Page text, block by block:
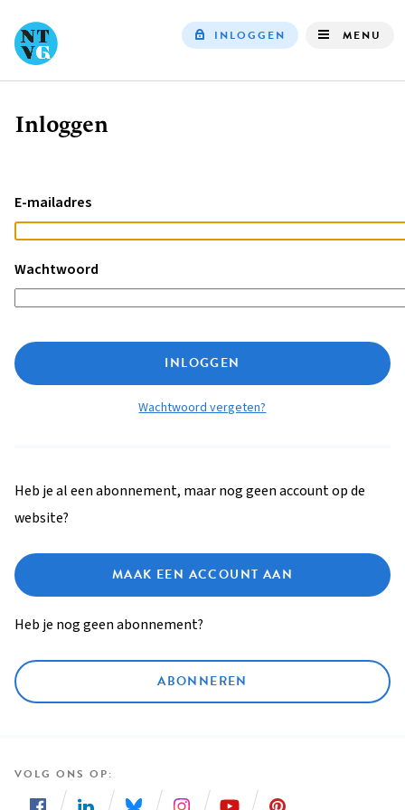
INLOGGEN MENU
Kruimelpad
Inloggen
E-mailadres
Wachtwoord
INLOGGEN
Wachtwoord vergeten?
Heb je al een abonnement, maar nog geen account op de
website?
MAAK EEN ACCOUNT AAN
Heb je nog geen abonnement?
ABONNEREN
VOLG ONS OP